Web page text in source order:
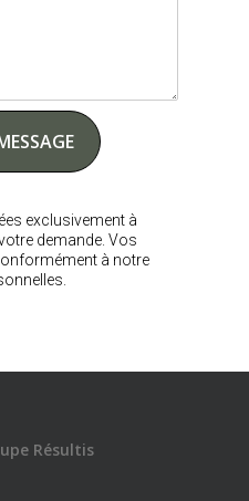
exclusivement à
demande. Vos
à notre
Résultis